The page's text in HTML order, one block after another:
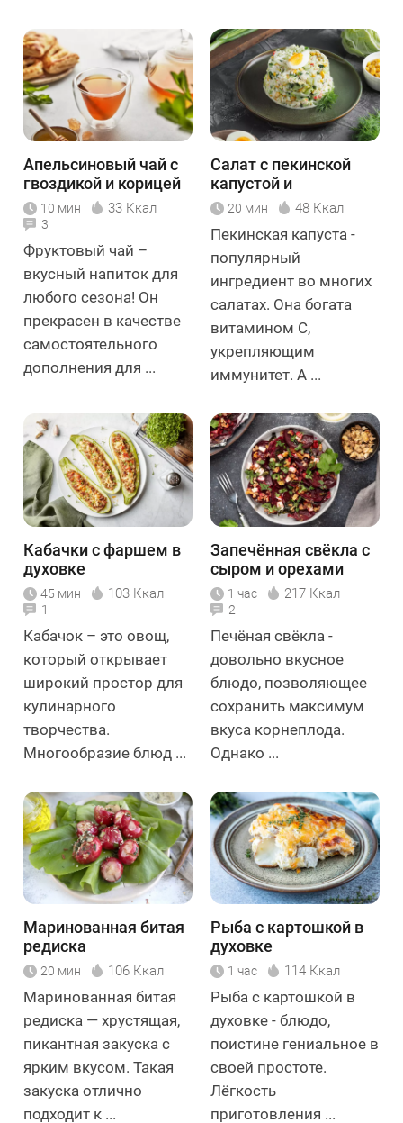
Апельсиновый чай с
гвоздикой и корицей
10 мин 33 Ккал
3
Фруктовый чай –
вкусный напиток для
любого сезона! Он
прекрасен в качестве
самостоятельного
дополнения для ...
Салат с пекинской
капустой и
крабовыми
палочками
20 мин 48 Ккал
Пекинская капуста -
популярный
ингредиент во многих
салатах. Она богата
витамином С,
укрепляющим
иммунитет. А ...
Кабачки с фаршем в
духовке
45 мин 103 Ккал
1
Кабачок – это овощ,
который открывает
широкий простор для
кулинарного
творчества.
Многообразие блюд ...
Запечённая свёкла с
сыром и орехами
1 час 217 Ккал
2
Печёная свёкла -
довольно вкусное
блюдо, позволяющее
сохранить максимум
вкуса корнеплода.
Однако ...
Маринованная битая
редиска
20 мин 106 Ккал
Маринованная битая
редиска — хрустящая,
пикантная закуска с
ярким вкусом. Такая
закуска отлично
подходит к ...
Рыба с картошкой в
духовке
1 час 114 Ккал
Рыба с картошкой в
духовке - блюдо,
поистине гениальное в
своей простоте.
Лёгкость
приготовления ...